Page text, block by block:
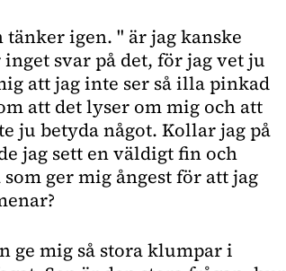
igen. " är jag kanske
svar på det, för jag vet ju
att jag inte ser så illa pinkad
att det lyser om mig och att
ju betyda något. Kollar jag på
jag sett en väldigt fin och
ger mig ångest för att jag
ge mig så stora klumpar i